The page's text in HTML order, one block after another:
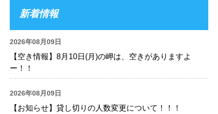
新着情報
2026年08月09日
【空き情報】8月10日(月)の岬は、空きがありますよ
ー！！
2026年08月09日
【お知らせ】貸し切りの人数変更について！！！